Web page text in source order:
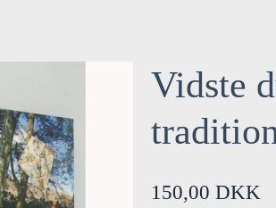
Vidste
150,00 DKK